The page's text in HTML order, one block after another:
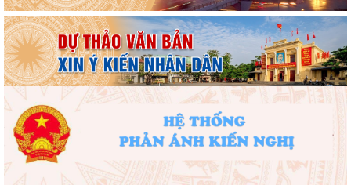
Phường Hồng Bàng tổng kết và trao giải Cuộc thi chính luận về bảo vệ
nền tảng tư tưởng của Đảng năm...
PHƯỜNG HỒNG BÀNG NÂNG CAO CHẤT LƯỢNG SINH HOẠT CHI BỘ TỪ
CƠ SỞ
Trường Tiểu học Đinh Tiên Hoàng (phường Hồng Bàng) tăng kiến thức,
kỹ năng phòng chống đuối nước...
Phường Hồng Bàng tập huấn kiến thức về an toàn thực phẩm cho các
cơ sở kinh doanh dịch vụ ăn uống,...